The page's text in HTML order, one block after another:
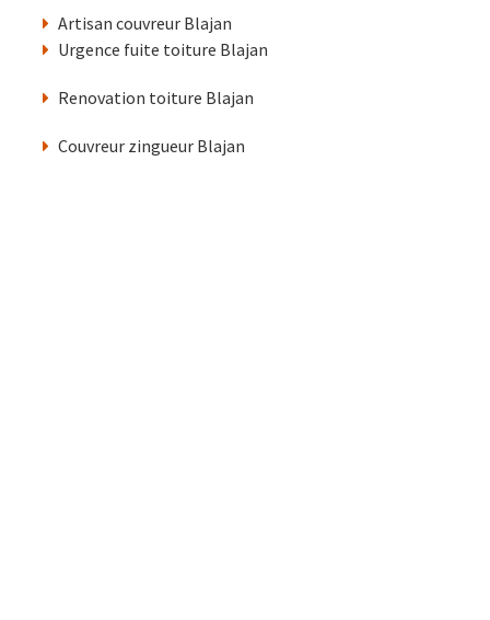
Artisan couvreur Blajan
Urgence fuite toiture Blajan
Renovation toiture Blajan
Couvreur zingueur Blajan